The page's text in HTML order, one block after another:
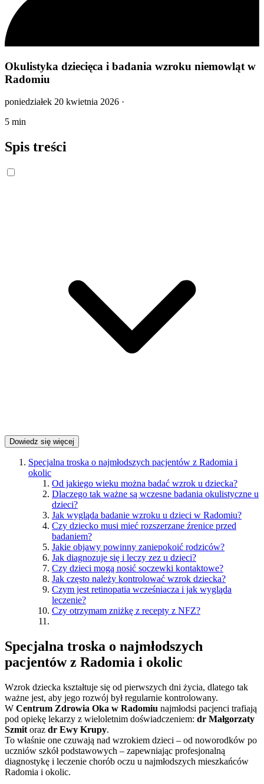
Okulistyka dziecięca i badania wzroku niemowląt w
Radomiu
poniedziałek 20 kwietnia 2026 ·
5 min
Spis treści
Dowiedz się więcej
Specjalna troska o najmłodszych pacjentów z Radomia i
okolic
Od jakiego wieku można badać wzrok u dziecka?
Dlaczego tak ważne są wczesne badania okulistyczne u
dzieci?
Jak wygląda badanie wzroku u dzieci w Radomiu?
Czy dziecko musi mieć rozszerzane źrenice przed
badaniem?
Jakie objawy powinny zaniepokoić rodziców?
Jak diagnozuje się i leczy zez u dzieci?
Czy dzieci mogą nosić soczewki kontaktowe?
Jak często należy kontrolować wzrok dziecka?
Czym jest retinopatia wcześniacza i jak wygląda
leczenie?
Czy otrzymam zniżkę z recepty z NFZ?
Specjalna troska o najmłodszych
pacjentów z Radomia i okolic
Wzrok dziecka kształtuje się od pierwszych dni życia, dlatego tak
ważne jest, aby jego rozwój był regularnie kontrolowany.
W Centrum Zdrowia Oka w Radomiu najmłodsi pacjenci trafiają
pod opiekę lekarzy z wieloletnim doświadczeniem: dr Małgorzaty
Szmit oraz dr Ewy Krupy.
To właśnie one czuwają nad wzrokiem dzieci – od noworodków po
uczniów szkół podstawowych – zapewniając profesjonalną
diagnostykę i leczenie chorób oczu u najmłodszych mieszkańców
Radomia i okolic.